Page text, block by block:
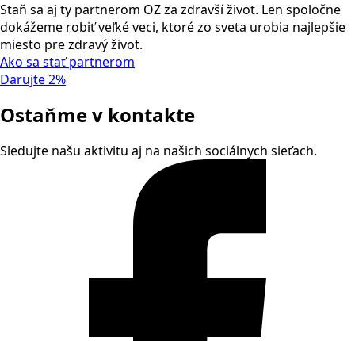
Staň sa aj ty partnerom OZ za zdravší život. Len spoločne
dokážeme robiť veľké veci, ktoré zo sveta urobia najlepšie
miesto pre zdravý život.
Ako sa stať partnerom
Darujte 2%
Ostaňme v kontakte
Sledujte našu aktivitu aj na našich sociálnych sieťach.